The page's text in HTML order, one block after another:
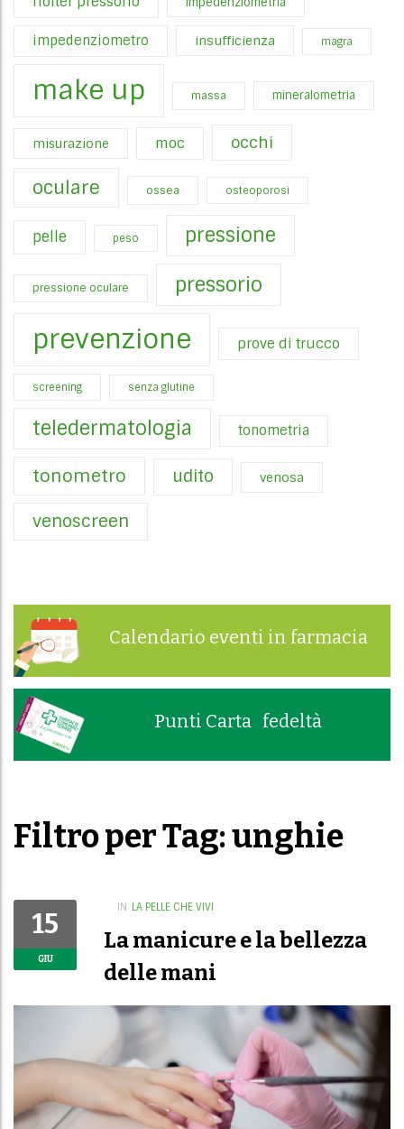
impedenziometro insufficienza magra
make up massa mineralometria
misurazione moc occhi
oculare ossea osteoporosi
pelle peso pressione
pressione oculare pressorio
prevenzione prove di trucco
screening senza glutine
teledermatologia tonometria
tonometro udito venosa
venoscreen
Calendario eventi in farmacia
Punti Carta fedeltà
Filtro per Tag: unghie
15
GIU
IN LA PELLE CHE VIVI
La manicure e la bellezza
delle mani